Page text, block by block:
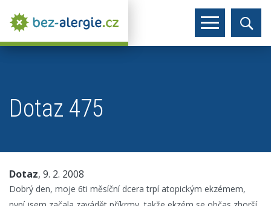
Dotaz 475
Dotaz, 9. 2. 2008
Dobrý den, moje 6ti měsíční dcera trpí atopickým ekzémem,